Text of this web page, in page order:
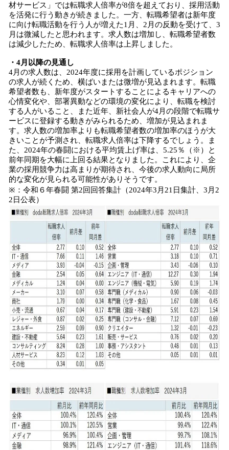
材サービス」では転職求人倍率が8倍を超えており、採用活動
を活発に行う動きが続きました。一方、転職希望者は新年度
に向け転職活動を行う人が増えた1月、2月の反動を受けて、3
月は微減したと思われます。求人数は増加し、転職希望者数
は減少したため、転職求人倍率は上昇しました。
・4月以降の見通し
4月の求人数は、2024年度に採用を計画しているポジション
の求人が続くため、横ばいまたは微増が見込まれます。転職
希望者数も、新年度がスタートすることによるキャリアへの
心情変化や、部署異動などの環境の変化により、転職を検討
する人がいること、また近年、新社会人が4月の段階で転職サ
ービスに登録する動きがみられるため、増加が見込まれま
す。求人数の増加率よりも転職希望者数の増加率のほうが大
きいことが予測され、転職求人倍率は下降するでしょう。ま
た、2024年の春闘における平均賃上げ率は、5.25％（※）と
前年同期を大幅に上回る結果となりました。これにより、企
業の採用競争力は高まりが期待され、今後の求人動向に局所
的な変化が見られる可能性がありそうです。
※：令和６年春闘 第2回回答集計（2024年3月21日集計、3月2
2日公表）